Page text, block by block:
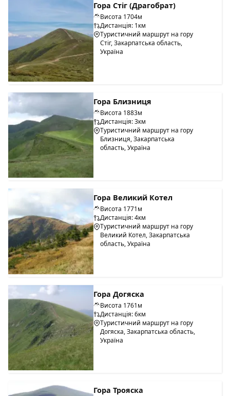
Гора Стіг (Драгобрат)
Висота 1704м
Дистанція: 1км
Туристичний маршрут на гору
Стіг, Закарпатська область,
Україна
Гора Близниця
Висота 1883м
Дистанція: 3км
Туристичний маршрут на гору
Близниця, Закарпатська
область, Україна
Гора Великий Котел
Висота 1771м
Дистанція: 4км
Туристичний маршрут на гору
Великий Котел, Закарпатська
область, Україна
Гора Догяска
Висота 1761м
Дистанція: 6км
Туристичний маршрут на гору
Догяска, Закарпатська область,
Україна
Гора Трояска